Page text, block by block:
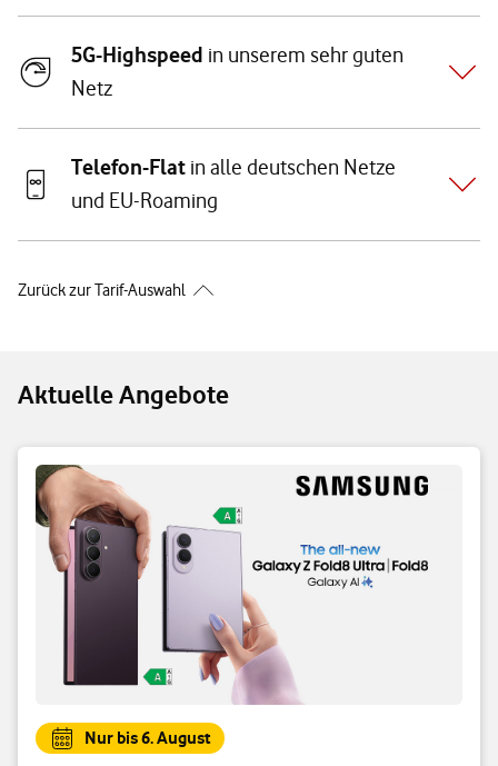
5G-Highspeed in unserem sehr guten
Netz
Telefon-Flat in alle deutschen Netze
und EU-Roaming
Zurück zur Tarif-Auswahl
Aktuelle Angebote
Nur bis 6. August